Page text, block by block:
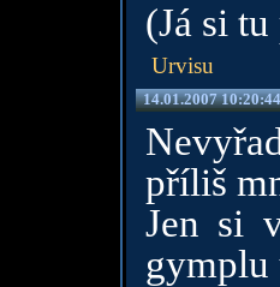
(Já si
Urvisu
14.01.2007 10:20:44
příliš
Jen si
gymplu